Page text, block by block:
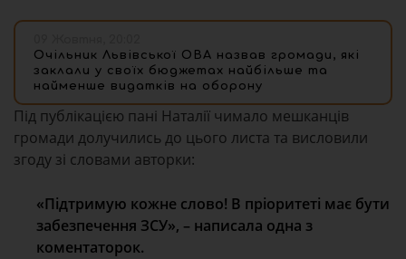
Очільник Львівської ОВА назвав громади, які
заклали у своїх бюджетах найбільше та
найменше видатків на оборону
Під публікацією пані Наталії чимало мешканців
громади долучились до цього листа та висловили
згоду зі словами авторки:
«Підтримую кожне слово! В пріоритеті має бути
забезпечення ЗСУ», – написала одна з
коментаторок.